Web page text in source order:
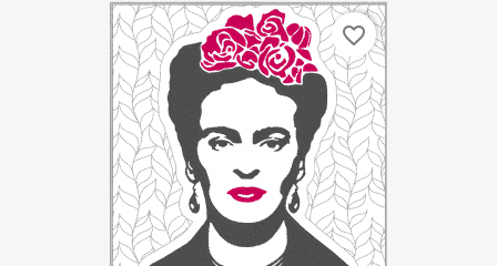
favorite_border